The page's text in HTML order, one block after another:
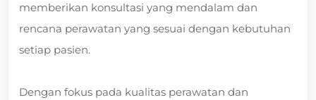
memberikan konsultasi yang mendalam dan
rencana perawatan yang sesuai dengan kebutuhan
setiap pasien.
Dengan fokus pada kualitas perawatan dan